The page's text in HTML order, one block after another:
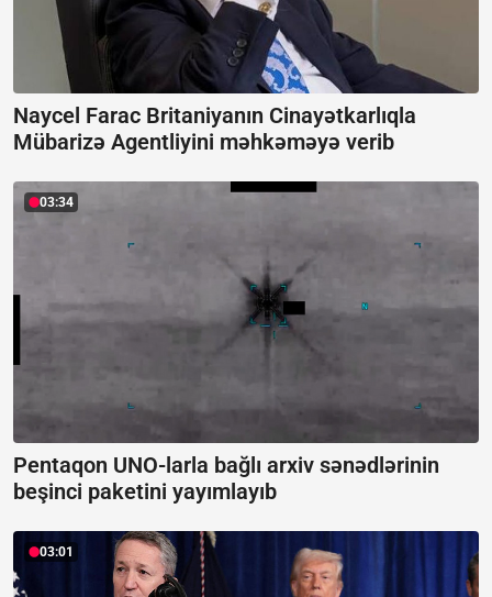
Naycel Farac Britaniyanın Cinayətkarlıqla
Mübarizə Agentliyini məhkəməyə verib
03:34
Pentaqon UNO-larla bağlı arxiv sənədlərinin
beşinci paketini yayımlayıb
03:01